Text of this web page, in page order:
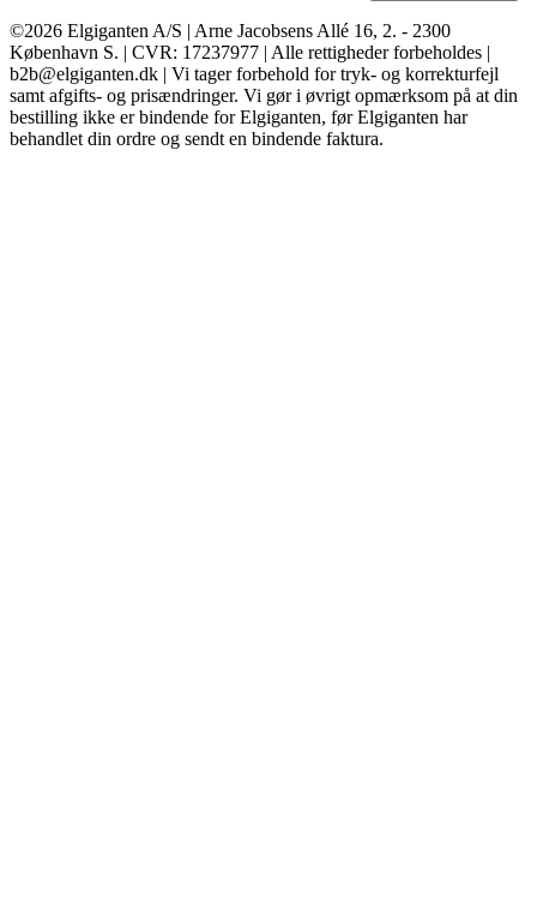
©2026 Elgiganten A/S | Arne Jacobsens Allé 16, 2. - 2300
København S. | CVR: 17237977 | Alle rettigheder forbeholdes |
b2b@elgiganten.dk | Vi tager forbehold for tryk- og korrekturfejl
samt afgifts- og prisændringer. Vi gør i øvrigt opmærksom på at din
bestilling ikke er bindende for Elgiganten, før Elgiganten har
behandlet din ordre og sendt en bindende faktura.